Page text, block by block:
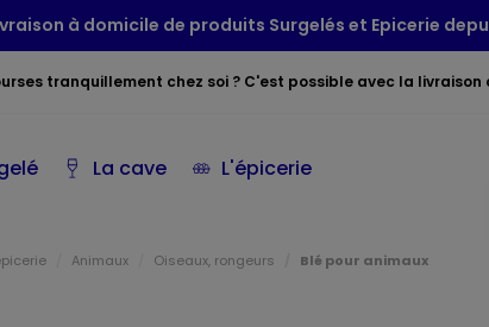
à domicile de produits Surgelés et Epicerie
tranquillement chez soi ? C'est possible avec la livraison
La cave L'épicerie
Animaux Oiseaux, rongeurs Blé pour animaux